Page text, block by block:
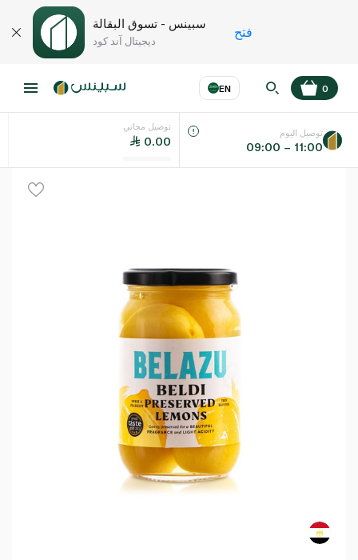
سبينس - تسوق البقالة
ديجيتال آند كود
فتح
EN
اللغة عر
0
توصيل مجاني
0.00
توصيل اليوم
09:00 – 11:00